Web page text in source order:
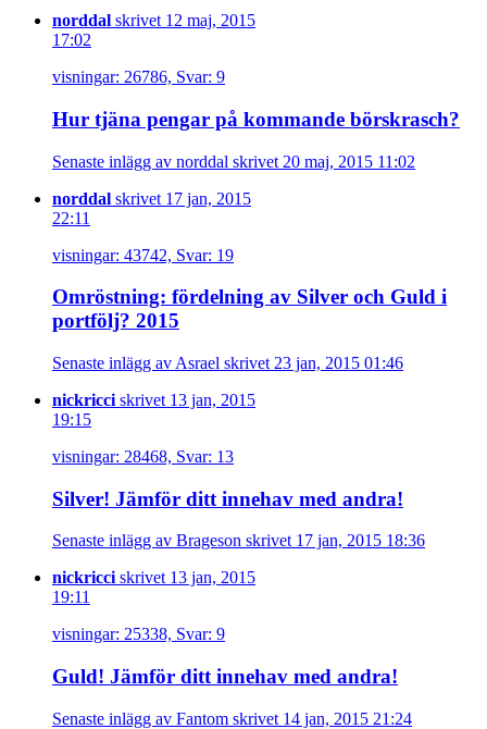
norddal skrivet 12 maj, 2015
17:02
visningar: 26786, Svar: 9
Hur tjäna pengar på kommande börskrasch?
Senaste inlägg av norddal skrivet 20 maj, 2015 11:02
norddal skrivet 17 jan, 2015
22:11
visningar: 43742, Svar: 19
Omröstning: fördelning av Silver och Guld i
portfölj? 2015
Senaste inlägg av Asrael skrivet 23 jan, 2015 01:46
nickricci skrivet 13 jan, 2015
19:15
visningar: 28468, Svar: 13
Silver! Jämför ditt innehav med andra!
Senaste inlägg av Brageson skrivet 17 jan, 2015 18:36
nickricci skrivet 13 jan, 2015
19:11
visningar: 25338, Svar: 9
Guld! Jämför ditt innehav med andra!
Senaste inlägg av Fantom skrivet 14 jan, 2015 21:24